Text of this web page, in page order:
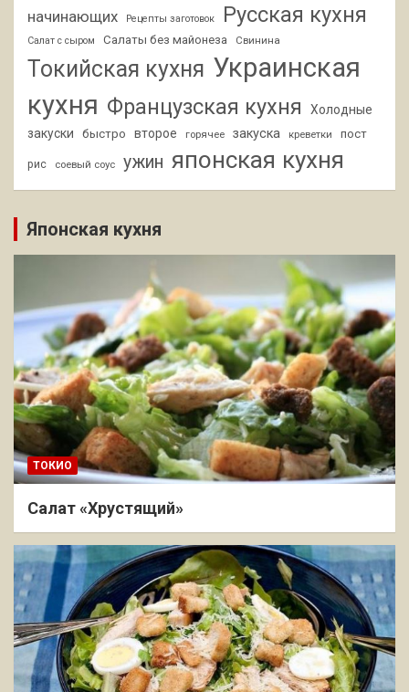
начинающих
Рецепты заготовок Русская кухня
Салат с сыром Салаты без майонеза Свинина
Токийская кухня Украинская
кухня Французская кухня
Холодные
закуски
быстро второе горячее закуска креветки пост
рис соевый соус ужин японская кухня
Японская кухня
ТОКИО
Салат «Хрустящий»